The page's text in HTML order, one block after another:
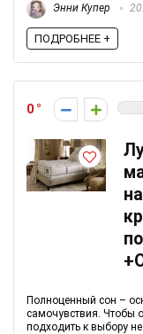
Энни Купер
ПОДРОБНЕЕ +
0
Полноценный сон –
самочувствия. Чтобы
подходить к выбору